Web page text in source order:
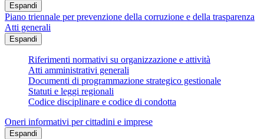
Espandi
Piano triennale per prevenzione della corruzione e della trasparenza
Atti generali
Espandi
Riferimenti normativi su organizzazione e attività
Atti amministrativi generali
Documenti di programmazione strategico gestionale
Statuti e leggi regionali
Codice disciplinare e codice di condotta
Oneri informativi per cittadini e imprese
Espandi